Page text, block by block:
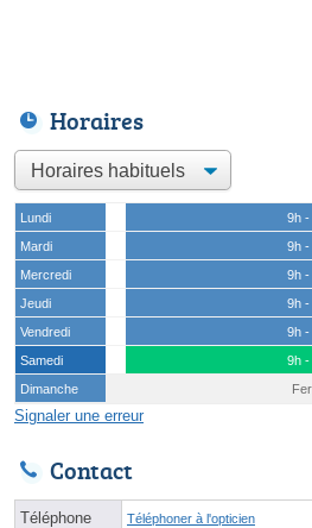
Horaires
Lundi
9h -
Mardi
9h -
Mercredi
9h -
Jeudi
9h -
Vendredi
9h -
Samedi
9h -
Dimanche
Signaler une erreur
Contact
Téléphone Téléphoner à l'opticien